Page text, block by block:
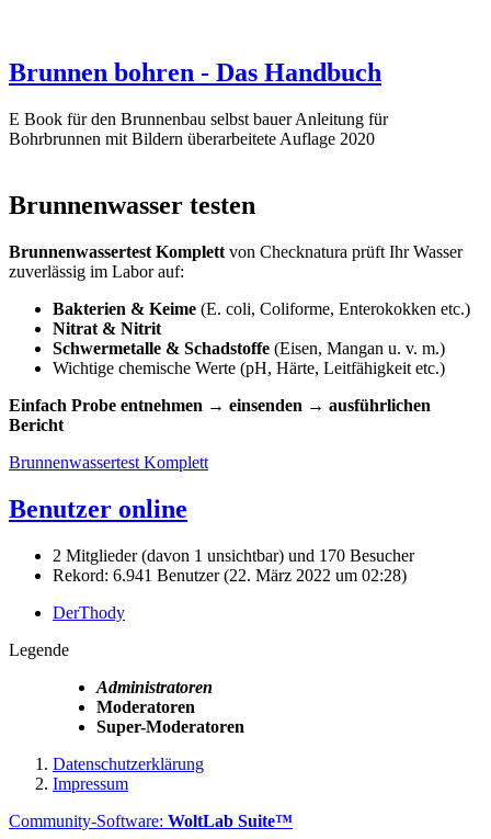
Brunnen bohren - Das Handbuch
E Book für den Brunnenbau selbst bauer Anleitung für
Bohrbrunnen mit Bildern überarbeitete Auflage 2020
Brunnenwasser testen
Brunnenwassertest Komplett von Checknatura prüft Ihr Wasser
zuverlässig im Labor auf:
Bakterien & Keime (E. coli, Coliforme, Enterokokken etc.)
Nitrat & Nitrit
Schwermetalle & Schadstoffe (Eisen, Mangan u. v. m.)
Wichtige chemische Werte (pH, Härte, Leitfähigkeit etc.)
Einfach Probe entnehmen → einsenden → ausführlichen
Bericht
Brunnenwassertest Komplett
Benutzer online
2 Mitglieder (davon 1 unsichtbar) und 170 Besucher
Rekord: 6.941 Benutzer (22. März 2022 um 02:28)
DerThody
Legende
Administratoren
Moderatoren
Super-Moderatoren
Datenschutzerklärung
Impressum
Community-Software: WoltLab Suite™